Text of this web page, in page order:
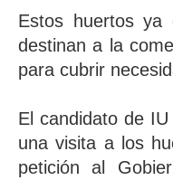
Estos huertos ya
destinan a la
para cubrir
El candidato de
una visita a los
petición al